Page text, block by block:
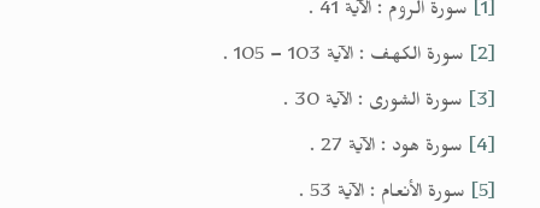
[1]
سورة الروم : الآية 41 .
[2]
سورة الكهف : الآية 103 – 105 .
[3]
سورة الشورى : الآية 30 .
[4]
سورة هود : الآية 27 .
[5]
سورة الأنعام : الآية 53 .